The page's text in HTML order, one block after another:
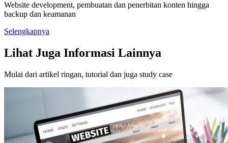
Website development, pembuatan dan penerbitan konten hingga
backup dan keamanan
Selengkapnya
Lihat Juga Informasi Lainnya
Mulai dari artikel ringan, tutorial dan juga study case